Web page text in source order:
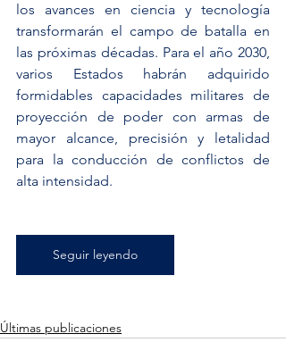
los avances en ciencia y tecnología
transformarán el campo de batalla en
las próximas décadas. Para el año 2030,
varios Estados habrán adquirido
formidables capacidades militares de
proyección de poder con armas de
mayor alcance, precisión y letalidad
para la conducción de conflictos de
alta intensidad.
Seguir leyendo
Últimas publicaciones